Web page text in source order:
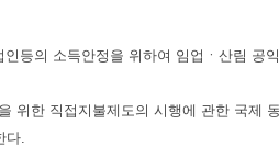
등의 소득안정을 위하여 임업ㆍ산림 공
한 직접지불제도의 시행에 관한 국제
다.